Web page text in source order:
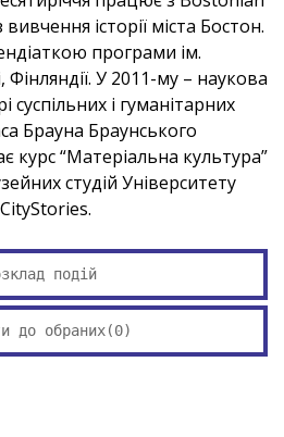
історії міста Бостон.
програми ім.
Фінляндії. У 2011-му – наукова
суспільних і гуманітарних
Брауна Браунського
курс “Матеріальна культура”
студій Університету
подій
до обраних(0)